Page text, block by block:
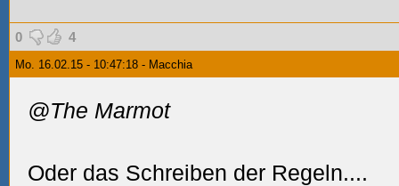
0 4
Mo. 16.02.15 - 10:47:18 - Macchia
@The Marmot
Oder das Schreiben der Regeln....